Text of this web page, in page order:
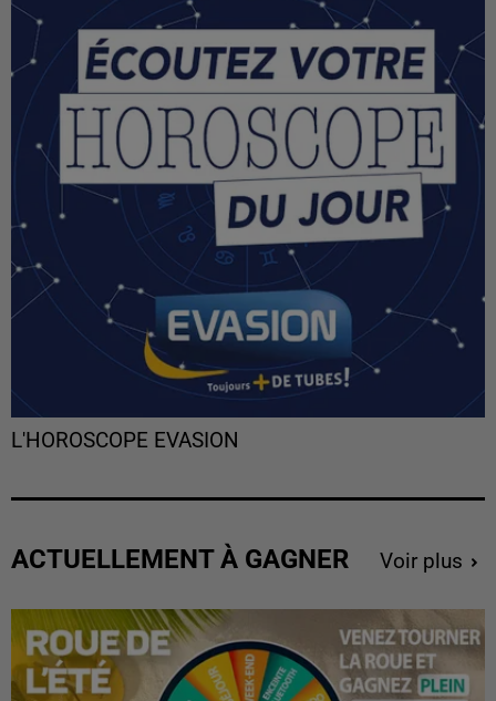
L'HOROSCOPE EVASION
ACTUELLEMENT À GAGNER Voir plus